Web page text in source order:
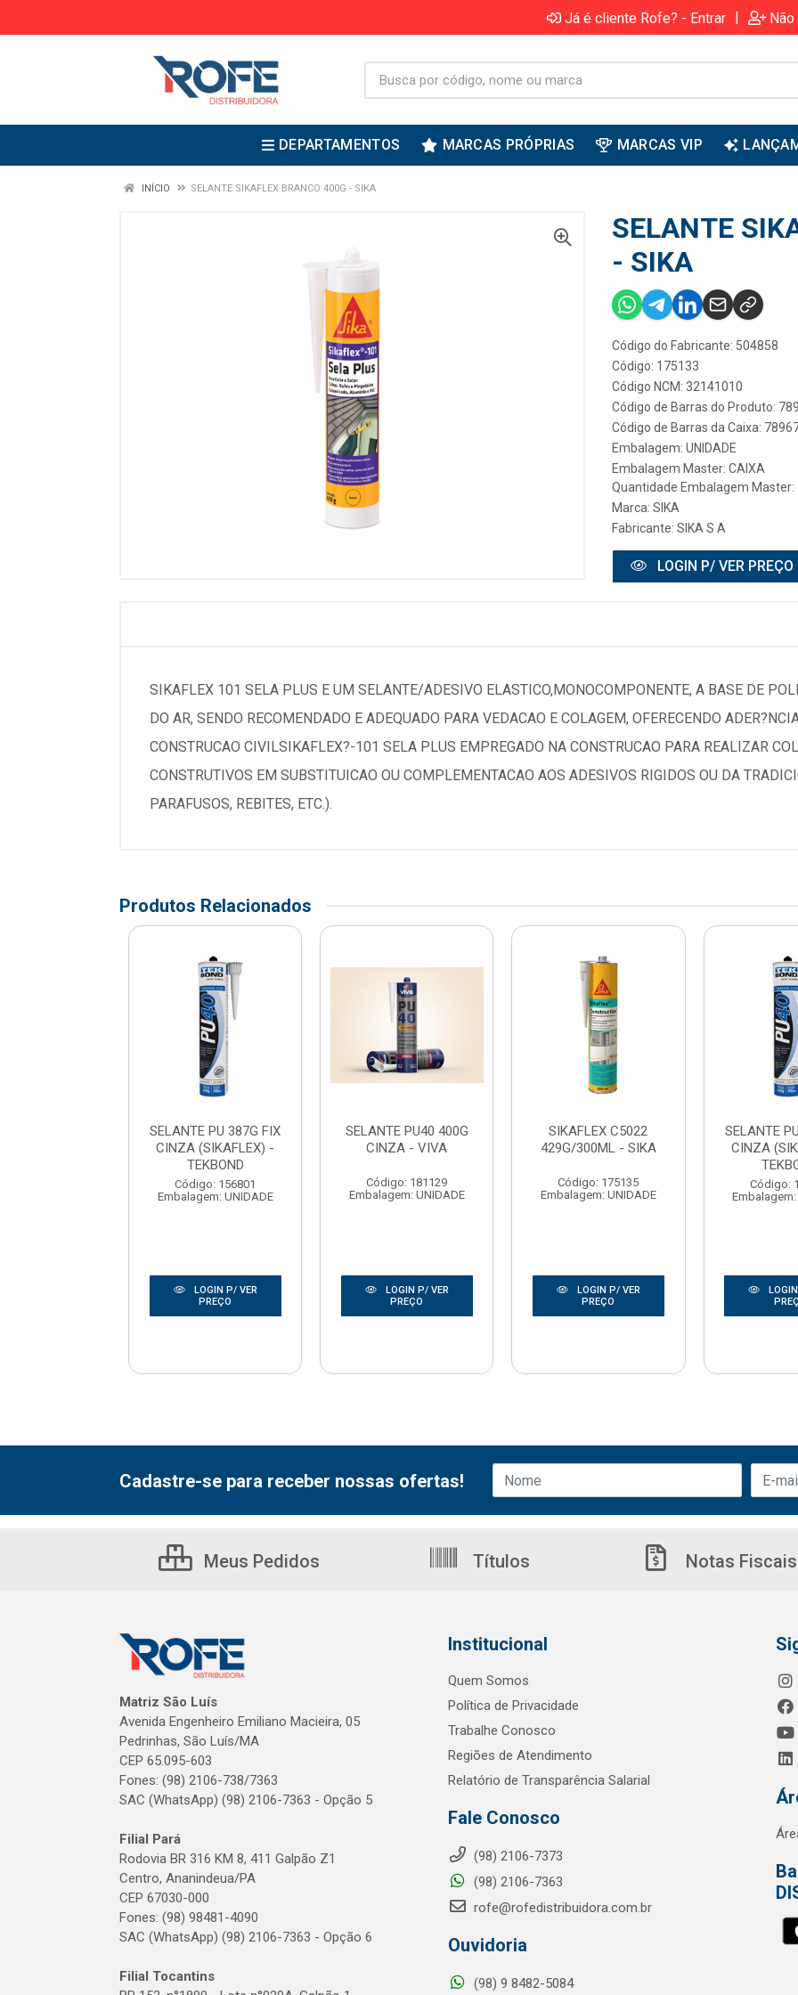
Já é cliente Rofe? - Entrar |
DEPARTAMENTOS MARCAS PRÓPRIAS MARCAS VIP
INÍCIO SELANTE SIKAFLEX BRANCO 400G - SIKA
SELANTE
- SIKA
Código do Fabricante: 504858
Código: 175133
Código NCM: 32141010
Código de Barras do Produto:
Código de Barras da Caixa:
Embalagem: UNIDADE
Embalagem Master: CAIXA
Quantidade Embalagem Master:
Marca: SIKA
Fabricante: SIKA S A
LOGIN P/ VER PREÇO
SIKAFLEX 101 SELA PLUS E UM SELANTE/ADESIVO ELASTICO,MONOCOMPONENTE, A BASE DE
DO AR, SENDO RECOMENDADO E ADEQUADO PARA VEDACAO E COLAGEM, OFERECENDO
CONSTRUCAO CIVILSIKAFLEX?-101 SELA PLUS EMPREGADO NA CONSTRUCAO PARA REALIZAR
CONSTRUTIVOS EM SUBSTITUICAO OU COMPLEMENTACAO AOS ADESIVOS RIGIDOS OU DA
PARAFUSOS, REBITES, ETC.).
Produtos Relacionados
SELANTE PU 387G FIX
CINZA (SIKAFLEX) -
TEKBOND
Código: 156801
Embalagem: UNIDADE
LOGIN P/ VER
PREÇO
SELANTE PU40 400G
CINZA - VIVA
Código: 181129
Embalagem: UNIDADE
LOGIN P/ VER
PREÇO
SIKAFLEX C5022
429G/300ML - SIKA
Código: 175135
Embalagem: UNIDADE
LOGIN P/ VER
PREÇO
SELANTE
CINZA
Código:
Embalagem:
Cadastre-se para receber nossas ofertas!
Meus Pedidos Títulos Notas Fiscais
Matriz São Luís
Avenida Engenheiro Emiliano Macieira, 05
Pedrinhas, São Luís/MA
CEP 65.095-603
Fones: (98) 2106-738/7363
SAC (WhatsApp) (98) 2106-7363 - Opção 5
Filial Pará
Rodovia BR 316 KM 8, 411 Galpão Z1
Centro, Ananindeua/PA
CEP 67030-000
Fones: (98) 98481-4090
SAC (WhatsApp) (98) 2106-7363 - Opção 6
Filial Tocantins
Institucional
Quem Somos
Política de Privacidade
Trabalhe Conosco
Regiões de Atendimento
Relatório de Transparência Salarial
Fale Conosco
(98) 2106-7373
(98) 2106-7363
rofe@rofedistribuidora.com.br
Ouvidoria
(98) 9 8482-5084